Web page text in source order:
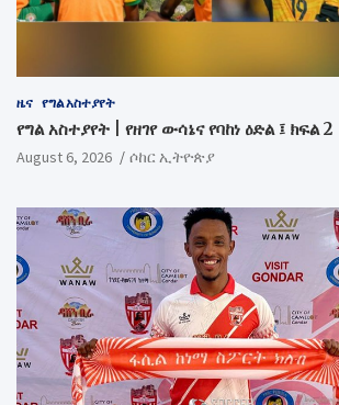
ዜና የግል አስተያየት
የግል አስተያየት | የዘገየ ውሳኔና የባከነ ዕድል ፤ ክፍል 2
August 6, 2026 ሶከር ኢትዮጵያ